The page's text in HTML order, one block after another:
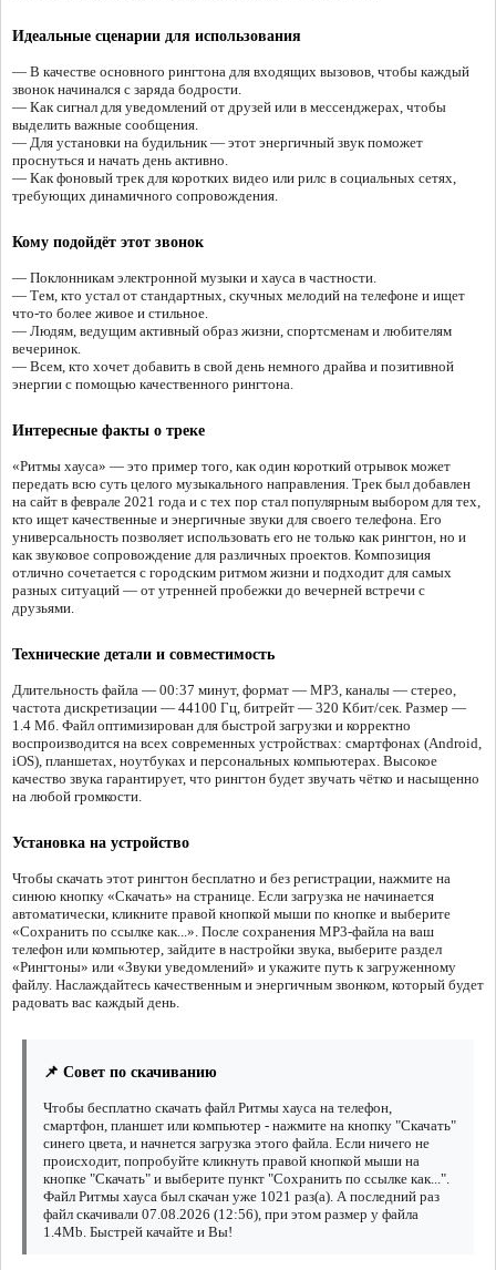
Идеальные сценарии для использования
— В качестве основного рингтона для входящих вызовов, чтобы каждый
звонок начинался с заряда бодрости.
— Как сигнал для уведомлений от друзей или в мессенджерах, чтобы
выделить важные сообщения.
— Для установки на будильник — этот энергичный звук поможет
проснуться и начать день активно.
— Как фоновый трек для коротких видео или рилс в социальных сетях,
требующих динамичного сопровождения.
Кому подойдёт этот звонок
— Поклонникам электронной музыки и хауса в частности.
— Тем, кто устал от стандартных, скучных мелодий на телефоне и ищет
что-то более живое и стильное.
— Людям, ведущим активный образ жизни, спортсменам и любителям
вечеринок.
— Всем, кто хочет добавить в свой день немного драйва и позитивной
энергии с помощью качественного рингтона.
Интересные факты о треке
«Ритмы хауса» — это пример того, как один короткий отрывок может
передать всю суть целого музыкального направления. Трек был добавлен
на сайт в феврале 2021 года и с тех пор стал популярным выбором для тех,
кто ищет качественные и энергичные звуки для своего телефона. Его
универсальность позволяет использовать его не только как рингтон, но и
как звуковое сопровождение для различных проектов. Композиция
отлично сочетается с городским ритмом жизни и подходит для самых
разных ситуаций — от утренней пробежки до вечерней встречи с
друзьями.
Технические детали и совместимость
Длительность файла — 00:37 минут, формат — MP3, каналы — стерео,
частота дискретизации — 44100 Гц, битрейт — 320 Кбит/сек. Размер —
1.4 Мб. Файл оптимизирован для быстрой загрузки и корректно
воспроизводится на всех современных устройствах: смартфонах (Android,
iOS), планшетах, ноутбуках и персональных компьютерах. Высокое
качество звука гарантирует, что рингтон будет звучать чётко и насыщенно
на любой громкости.
Установка на устройство
Чтобы скачать этот рингтон бесплатно и без регистрации, нажмите на
синюю кнопку «Скачать» на странице. Если загрузка не начинается
автоматически, кликните правой кнопкой мыши по кнопке и выберите
«Сохранить по ссылке как...». После сохранения MP3-файла на ваш
телефон или компьютер, зайдите в настройки звука, выберите раздел
«Рингтоны» или «Звуки уведомлений» и укажите путь к загруженному
файлу. Наслаждайтесь качественным и энергичным звонком, который будет
радовать вас каждый день.
📌 Совет по скачиванию
Чтобы бесплатно скачать файл Ритмы хауса на телефон,
смартфон, планшет или компьютер - нажмите на кнопку "Скачать"
синего цвета, и начнется загрузка этого файла. Если ничего не
происходит, попробуйте кликнуть правой кнопкой мыши на
кнопке "Скачать" и выберите пункт "Сохранить по ссылке как...".
Файл Ритмы хауса был скачан уже 1021 раз(а). А последний раз
файл скачивали 07.08.2026 (12:56), при этом размер у файла
1.4Mb. Быстрей качайте и Вы!